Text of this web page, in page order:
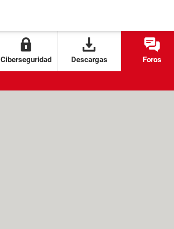
Ciberseguridad Descargas Foros